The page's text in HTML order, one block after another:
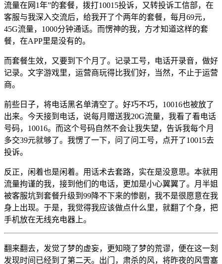
流量在网1年”的套餐，拨打10015投诉，又转投诉工信部，在
客服与我深入交流后，给我开了个两年的套餐，每月69元，
45G流量，1000分钟通话。而愣神的我，方才知道这样的套
餐，在APP里是没有的。
而套餐生效，又要到下个月了。记录工号，电话开录音，做好
记录。文字游戏里，运营商玩得比我们好，当然，不止于运营
商。
前些日子，将电话黑名单清空了。好巧不巧，10016也被放了
出来。今天接到电话，说每月赠送我20G流量，我看了看电话
号码，10016。而这个号码自然不会让我失望，告诉我每个月
多交39元就够了。我愣了一下，问了问工号，点开了10015去
投诉。
反正，闲着也是闲着。用话术去套路，实在是没意思。本就用
流量拘谨的我，接到他们的电话，更加是小心翼翼了。月半姐
被客服坑到套餐升级到99降不下来的惨剧，我不是很愿意在我
身上出现。于是，我觉得我应该做点什么里，就翻了个身，把
手机放在无线充电器上。
翻来翻去，发觉了梦的虚妄，更知晓了梦的荒谬，便在这一刻
发现时间已经到了第二天。出门，肃杀的风，将昨夜的风雪塞